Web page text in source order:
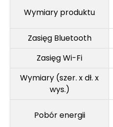
Wymiary produktu
Zasięg Bluetooth
Zasięg Wi-Fi
Wymiary (szer. x dł. x
wys.)
Pobór energii